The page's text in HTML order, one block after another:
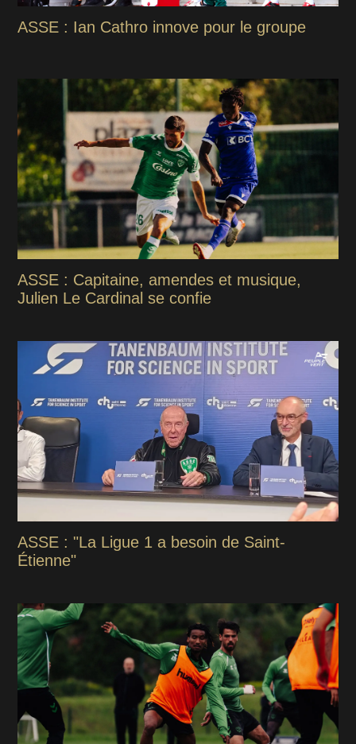
ASSE : Ian Cathro innove pour le groupe
ASSE : Capitaine, amendes et musique,
Julien Le Cardinal se confie
ASSE : "La Ligue 1 a besoin de Saint-
Étienne"